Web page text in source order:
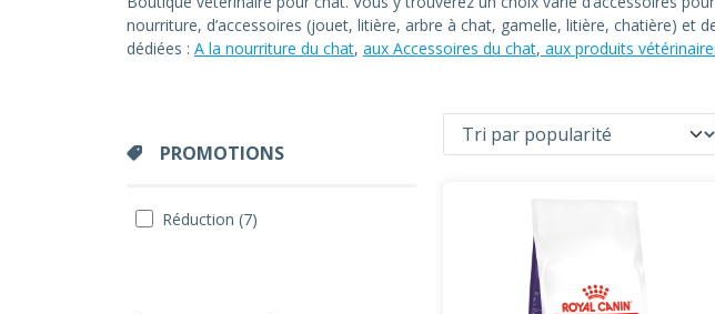
nourriture, d’accessoires (jouet, litière, arbre à chat, gamelle, litière, chatière) et
dédiées : A la nourriture du chat, aux Accessoires du chat, aux produits
PROMOTIONS
Réduction (7)